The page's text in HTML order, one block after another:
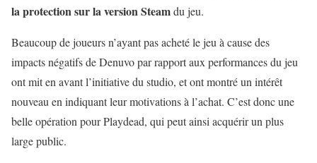
la protection sur la version Steamdu jeu.
Beaucoup de joueurs n’ayant pas acheté le jeu à cause des
impacts négatifs de Denuvo par rapport aux performances du jeu
ont mit en avant l’initiative du studio, et ont montré un intérêt
nouveau en indiquant leur motivations à l’achat. C’est donc une
belle opération pour Playdead, qui peut ainsi acquérir un plus
large public.